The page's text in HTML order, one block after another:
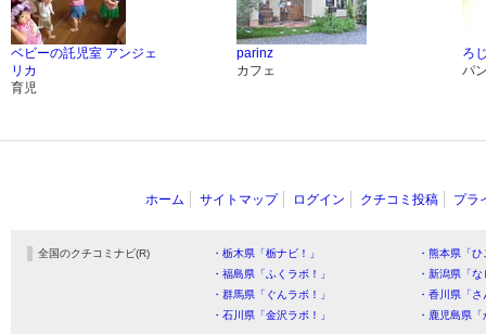
ベビーの託児室 アンジェ
リカ
育児
parinz
カフェ
ろ
パ
ホーム サイトマップ ログイン クチコミ投稿 プラ
全国のクチコミナビ(R) ・栃木県「栃ナビ！」
・熊本県「
・福島県「ふくラボ！」
・新潟県「
・群馬県「ぐんラボ！」
・香川県「
・石川県「金沢ラボ！」
・鹿児島県